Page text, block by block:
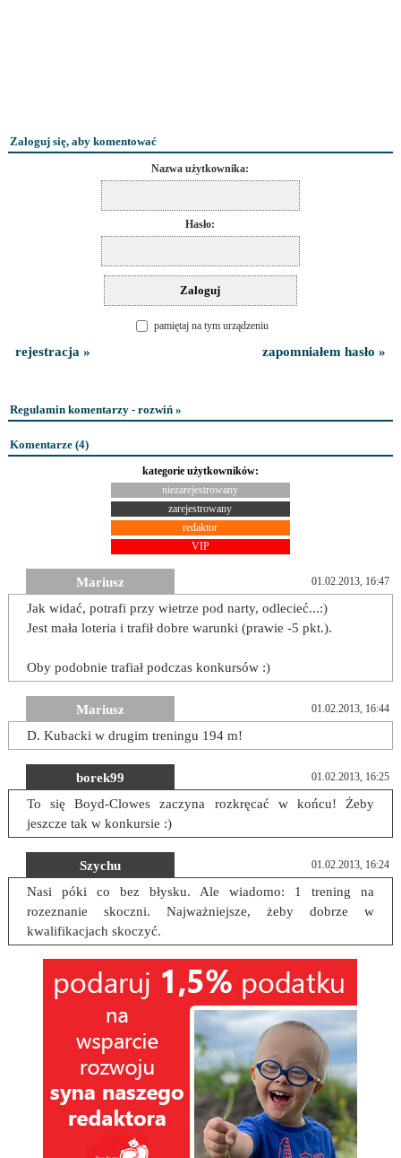
Zaloguj się, aby komentować
Nazwa użytkownika:
Hasło:
pamiętaj na tym urządzeniu
rejestracja » zapomniałem hasło »
Regulamin komentarzy - rozwiń »
Komentarze (4)
kategorie użytkowników:
niezarejestrowany
zarejestrowany
redaktor
VIP
Mariusz 01.02.2013, 16:47
Jak widać, potrafi przy wietrze pod narty, odlecieć...:)
Jest mała loteria i trafił dobre warunki (prawie -5 pkt.).
Oby podobnie trafiał podczas konkursów :)
Mariusz 01.02.2013, 16:44
D. Kubacki w drugim treningu 194 m!
borek99 01.02.2013, 16:25
To się Boyd-Clowes zaczyna rozkręcać w końcu! Żeby
jeszcze tak w konkursie :)
Szychu 01.02.2013, 16:24
Nasi póki co bez błysku. Ale wiadomo: 1 trening na
rozeznanie skoczni. Najważniejsze, żeby dobrze w
kwalifikacjach skoczyć.